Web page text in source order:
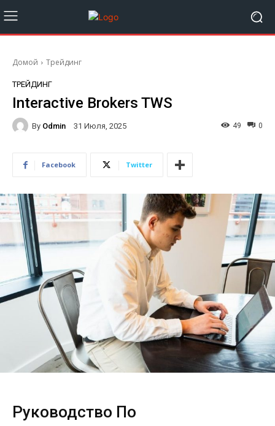
Домой Трейдинг
ТРЕЙДИНГ
Interactive Brokers TWS
By Odmin 31 Июля, 2025 0
49
Facebook Twitter
Руководство По